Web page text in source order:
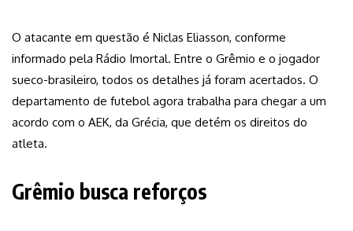
O atacante em questão é Niclas Eliasson, conforme
informado pela Rádio Imortal. Entre o Grêmio e o jogador
sueco-brasileiro, todos os detalhes já foram acertados. O
departamento de futebol agora trabalha para chegar a um
acordo com o AEK, da Grécia, que detém os direitos do
atleta.
Grêmio busca reforços